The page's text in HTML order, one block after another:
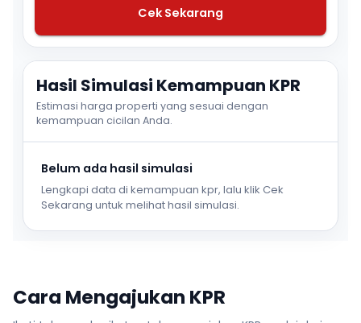
Cek Sekarang
Hasil Simulasi Kemampuan KPR
Estimasi harga properti yang sesuai dengan
kemampuan cicilan Anda.
Belum ada hasil simulasi
Lengkapi data di kemampuan kpr, lalu klik Cek
Sekarang untuk melihat hasil simulasi.
Cara Mengajukan KPR